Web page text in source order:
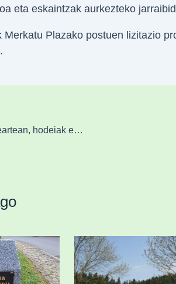
eta eskaintzak aurkezteko
Merkatu Plazako postuen lizitazio
Eguzkia astelehen eta asteartean, hodeiak eta euria asteazkenetik aurrera